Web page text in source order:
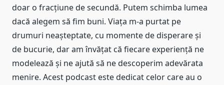
doar o fracțiune de secundă. Putem schimba lumea
dacă alegem să fim buni. Viața m-a purtat pe
drumuri neașteptate, cu momente de disperare și
de bucurie, dar am învățat că fiecare experiență ne
modelează și ne ajută să ne descoperim adevărata
menire. Acest podcast este dedicat celor care au o